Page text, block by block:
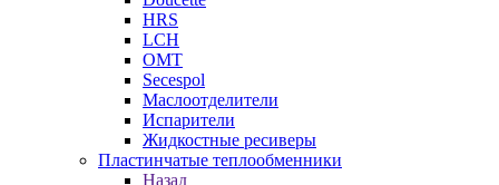
HRS
LCH
OMT
Secespol
Маслоотделители
Испарители
Жидкостные ресиверы
Пластинчатые теплообменники
Назад